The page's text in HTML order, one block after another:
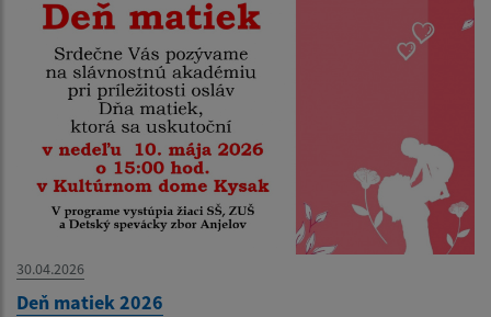
30.04.2026
Deň matiek 2026